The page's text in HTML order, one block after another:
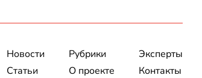
Новости
Статьи
Рубрики
О проекте
Эксперты
Контакты